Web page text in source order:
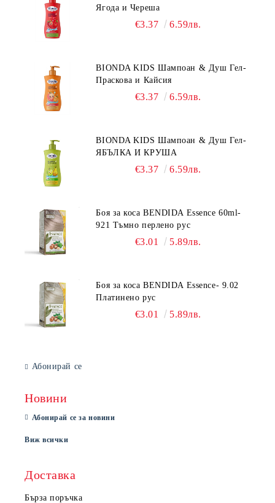
Ягода и Череша
€3.37 6.59лв.
BIONDA KIDS Шампоан & Душ Гел-
Праскова и Кайсия
€3.37 6.59лв.
BIONDA KIDS Шампоан & Душ Гел-
ЯБЪЛКА И КРУША
€3.37 6.59лв.
Боя за коса BENDIDA Essence 60ml-
921 Тъмно перлено рус
€3.01 5.89лв.
Боя за коса BENDIDA Essence- 9.02
Платинено рус
€3.01 5.89лв.
Абонирай се
Новини
Абонирай се за новини
Виж всички
Доставка
Бърза поръчка